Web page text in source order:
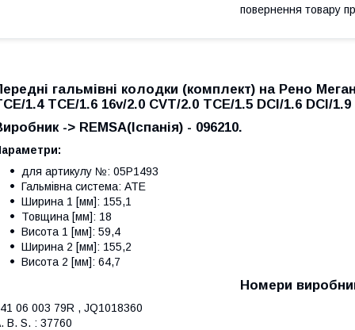
повернення товару
гальмівні колодки (комплект) на Рено
1.4 TCE/1.6 16v/2.0 CVT/2.0 TCE/1.5 DCI/1.6 DCI/
-> REMSA(Іспанія) - 096210.
для артикулу №: 05P1493
Гальмівна система: ATE
Ширина 1 [мм]: 155,1
Товщина [мм]: 18
Висота 1 [мм]: 59,4
Ширина 2 [мм]: 155,2
Висота 2 [мм]: 64,7
Номери
06 003 79R , JQ1018360
B. S. : 37760